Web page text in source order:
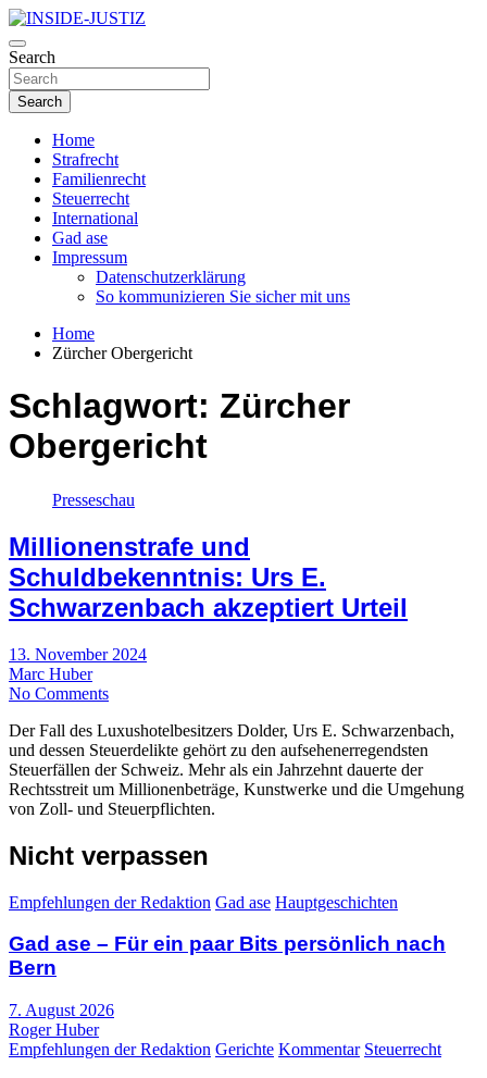
Skip
to
content
INSIDE-JUSTIZ
Investigativer Journalismus zur Dritten Gewalt
Search
Search
Home
Strafrecht
Familienrecht
Steuerrecht
International
Gad ase
Impressum
Datenschutzerklärung
So kommunizieren Sie sicher mit uns
Home
Zürcher Obergericht
Schlagwort: Zürcher
Obergericht
Presseschau
Millionenstrafe und
Schuldbekenntnis: Urs E.
Schwarzenbach akzeptiert Urteil
13. November 2024
Marc Huber
No Comments
Der Fall des Luxushotelbesitzers Dolder, Urs E. Schwarzenbach,
und dessen Steuerdelikte gehört zu den aufsehenerregendsten
Steuerfällen der Schweiz. Mehr als ein Jahrzehnt dauerte der
Rechtsstreit um Millionenbeträge, Kunstwerke und die Umgehung
von Zoll- und Steuerpflichten.
Nicht verpassen
Empfehlungen der Redaktion Gad ase Hauptgeschichten
Gad ase – Für ein paar Bits persönlich nach
Bern
7. August 2026
Roger Huber
Empfehlungen der Redaktion Gerichte Kommentar Steuerrecht